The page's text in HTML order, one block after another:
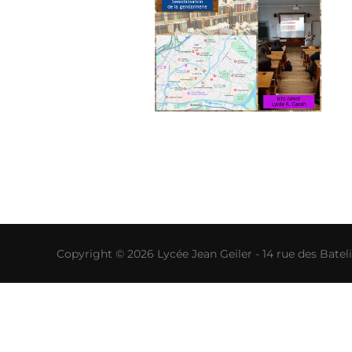
Copyright © 2026 Lycée Jean Geiler - 14 rue des